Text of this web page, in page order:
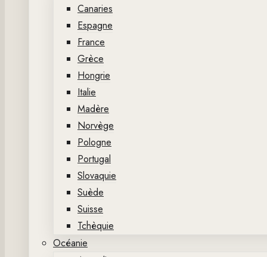
Canaries
Espagne
France
Grèce
Hongrie
Italie
Madère
Norvège
Pologne
Portugal
Slovaquie
Suède
Suisse
Tchèquie
Océanie